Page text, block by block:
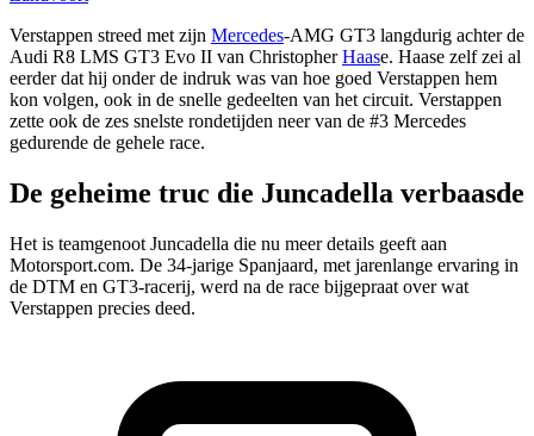
Verstappen streed met zijn Mercedes-AMG GT3 langdurig achter de
Audi R8 LMS GT3 Evo II van ChristopherHaase. Haase zelf zei al
eerder dat hij onder de indruk was van hoe goed Verstappen hem
kon volgen, ook in de snelle gedeelten van het circuit. Verstappen
zette ook de zes snelste rondetijden neer van de #3 Mercedes
gedurende de gehele race.
De geheime truc die Juncadella verbaasde
Het is teamgenoot Juncadella die nu meer details geeft aan
Motorsport.com. De 34-jarige Spanjaard, met jarenlange ervaring in
de DTM en GT3-racerij, werd na de race bijgepraat over wat
Verstappen precies deed.